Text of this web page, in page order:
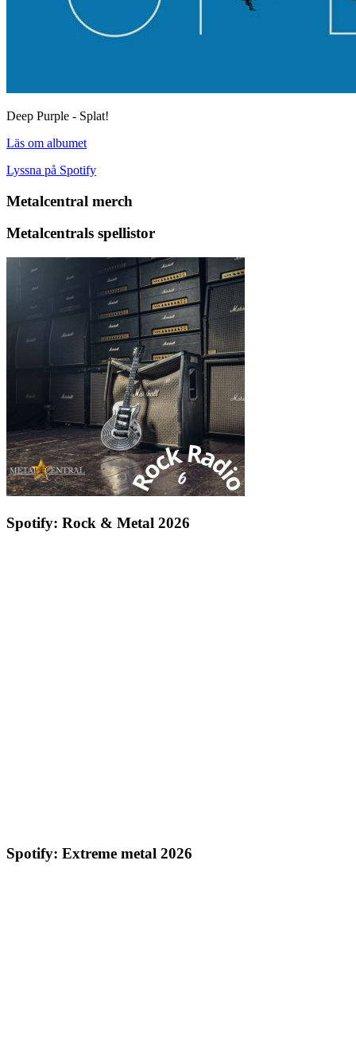
Deep Purple - Splat!
Läs om albumet
Lyssna på Spotify
Metalcentral merch
Metalcentrals spellistor
Spotify: Rock & Metal 2026
Spotify: Extreme metal 2026